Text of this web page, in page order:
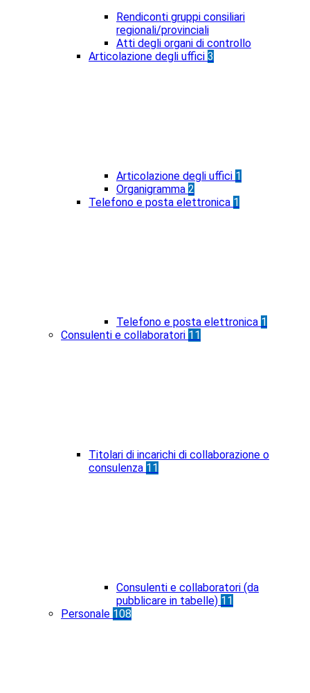
Rendiconti gruppi consiliari
regionali/provinciali
Atti degli organi di controllo
Articolazione degli uffici 3
Articolazione degli uffici 1
Organigramma 2
Telefono e posta elettronica 1
Telefono e posta elettronica 1
Consulenti e collaboratori 11
Titolari di incarichi di collaborazione o
consulenza 11
Consulenti e collaboratori (da
pubblicare in tabelle) 11
Personale 108